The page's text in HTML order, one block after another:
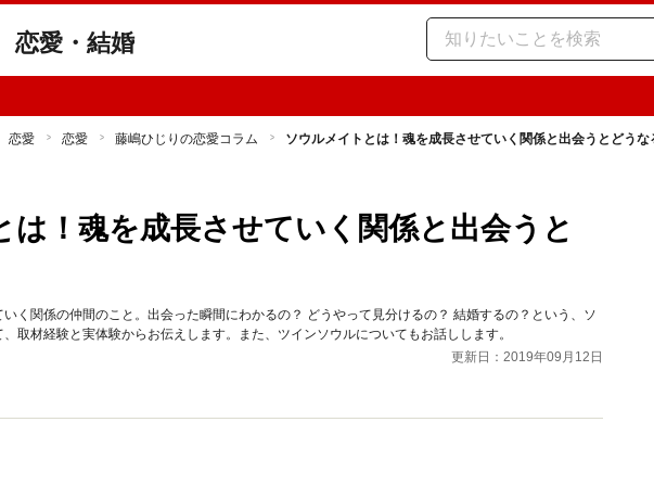
恋愛・結婚
恋愛 恋愛 藤嶋ひじりの恋愛コラム ソウルメイトとは！魂を成長させていく関係と出会うとどうな
は！魂を成長させていく関係と出会うと
く関係の仲間のこと。出会った瞬間にわかるの？ どうやって見分けるの？ 結婚するの？という、ソ
取材経験と実体験からお伝えします。また、ツインソウルについてもお話しします。
更新日：2019年09月12日